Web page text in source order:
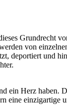
Grundrecht
von
deportiert und
Herz haben.
eine